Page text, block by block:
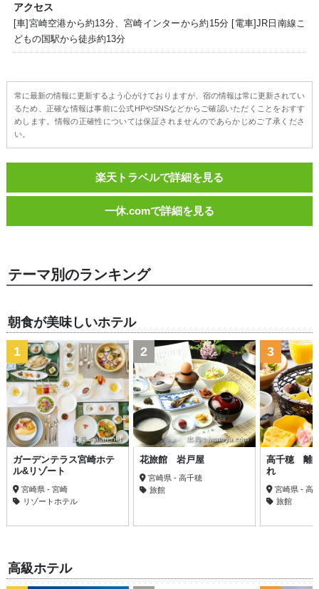
アクセス
[車]宮崎空港から約13分、宮崎インターから約15分 [電車]JR日南線こ
どもの国駅から徒歩約13分
常に最新の情報に更新するよう心がけておりますが、宿の情報は常に更新されてい
るため、正確な情報は事前に公式HPやSNSなどからご確認いただくことをおすす
めします。情報の正確性については保証されませんのであらかじめご了承くださ
い。
楽天トラベルで詳細を見る
一休.comで詳細を見る
テーマ別のランキング
朝食が美味しいホテル
出典：jalan.net
1
ガーデンテラス宮崎ホテ
ル&リゾート
宮崎県 - 宮崎
リゾートホテル
出典：iwatoya.com
2
花旅館 岩戸屋
宮崎県 - 高千穂
旅館
出
3
高千穂 離
れ
宮崎県 - 高
旅館
高級ホテル